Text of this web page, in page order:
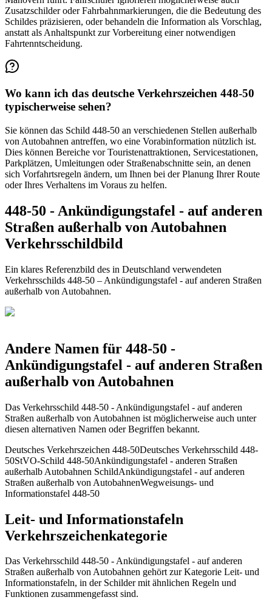
Zusatzschilder oder Fahrbahnmarkierungen, die die Bedeutung des
Schildes präzisieren, oder behandeln die Information als Vorschlag,
anstatt als Anhaltspunkt zur Vorbereitung einer notwendigen
Fahrtenntscheidung.
Wo kann ich das deutsche Verkehrszeichen 448-50
typischerweise sehen?
Sie können das Schild 448-50 an verschiedenen Stellen außerhalb
von Autobahnen antreffen, wo eine Vorabinformation nützlich ist.
Dies können Bereiche vor Touristenattraktionen, Servicestationen,
Parkplätzen, Umleitungen oder Straßenabschnitte sein, an denen
sich Vorfahrtsregeln ändern, um Ihnen bei der Planung Ihrer Route
oder Ihres Verhaltens im Voraus zu helfen.
448-50 - Ankündigungstafel - auf anderen
Straßen außerhalb von Autobahnen
Verkehrsschildbild
Ein klares Referenzbild des in Deutschland verwendeten
Verkehrsschilds 448-50 – Ankündigungstafel - auf anderen Straßen
außerhalb von Autobahnen.
Andere Namen für 448-50 -
Ankündigungstafel - auf anderen Straßen
außerhalb von Autobahnen
Das Verkehrsschild 448-50 - Ankündigungstafel - auf anderen
Straßen außerhalb von Autobahnen ist möglicherweise auch unter
diesen alternativen Namen oder Begriffen bekannt.
Deutsches Verkehrszeichen 448-50Deutsches Verkehrsschild 448-
50StVO-Schild 448-50Ankündigungstafel - anderen Straßen
außerhalb Autobahnen SchildAnkündigungstafel - auf anderen
Straßen außerhalb von AutobahnenWegweisungs- und
Informationstafel 448-50
Leit- und Informationstafeln
Verkehrszeichenkategorie
Das Verkehrsschild 448-50 - Ankündigungstafel - auf anderen
Straßen außerhalb von Autobahnen gehört zur Kategorie Leit- und
Informationstafeln, in der Schilder mit ähnlichen Regeln und
Funktionen zusammengefasst sind.